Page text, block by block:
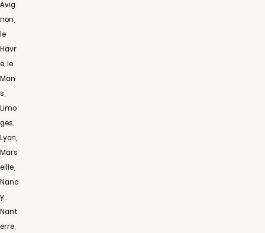
Avig
non,
le
Havr
e, le
Man
s,
Limo
ges,
Lyon,
Mars
eille,
Nanc
y,
Nant
erre,